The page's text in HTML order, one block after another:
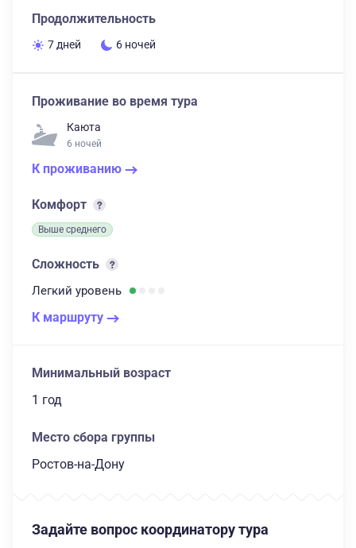
Продолжительность
7 дней 6 ночей
Проживание во время тура
Каюта
6 ночей
К проживанию
Комфорт
Выше среднего
Сложность
Легкий уровень
К маршруту
Минимальный возраст
1 год
Место сбора группы
Ростов-на-Дону
Задайте вопрос координатору тура